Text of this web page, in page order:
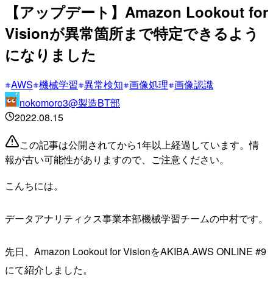
【アップデート】Amazon Lookout for
Visionが異常箇所まで特定できるよう
になりました
AWS 機械学習 異常検知 画像処理 画像認識
nokomoro3@製造BT部
2022.08.15
この記事は公開されてから1年以上経過しています。情
報が古い可能性がありますので、ご注意ください。
こんちには。
データアナリティクス事業本部機械学習チームの中村です。
先日、Amazon Lookout for VisionをAKIBA.AWS ONLINE #9
にて紹介しました。